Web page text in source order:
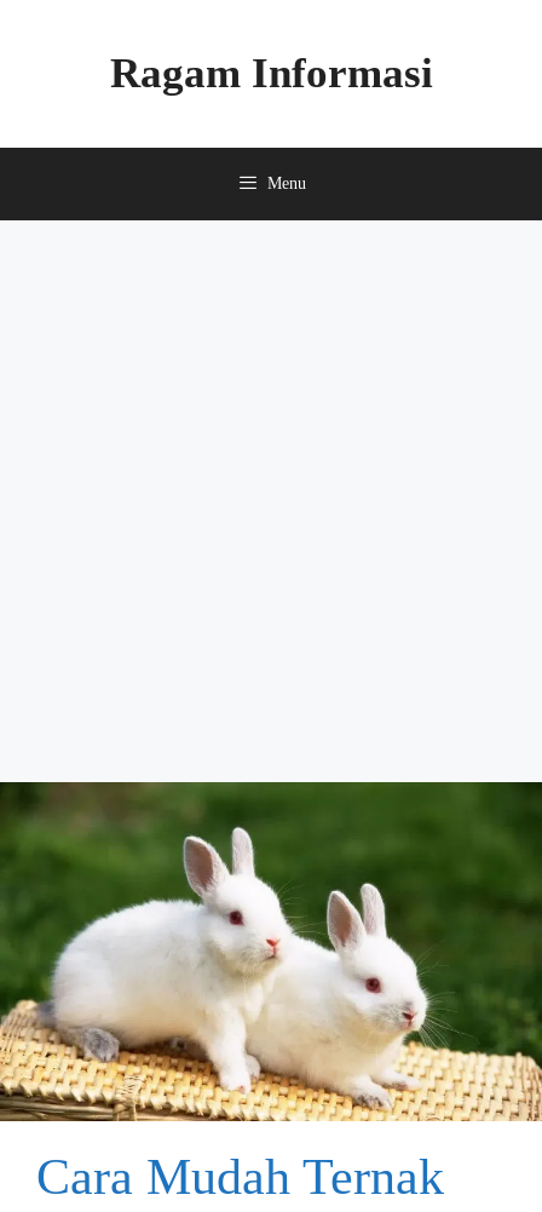
Ragam Informasi
Menu
Cara Mudah Ternak